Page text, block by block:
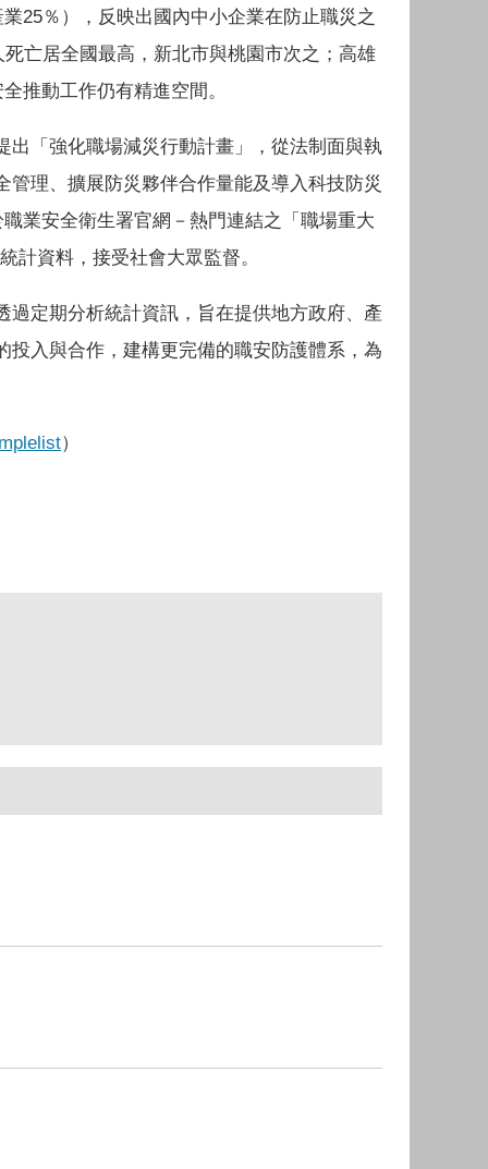
25％），反映出國內中小企業在防止職災之
亡居全國最高，新北市與桃園市次之；高雄
推動工作仍有精進空間。
「強化職場減災行動計畫」，從法制面與執
理、擴展防災夥伴合作量能及導入科技防災
業安全衛生署官網－熱門連結之「職場重大
計資料，接受社會大眾監督。
定期分析統計資訊，旨在提供地方政府、產
入與合作，建構更完備的職安防護體系，為
）